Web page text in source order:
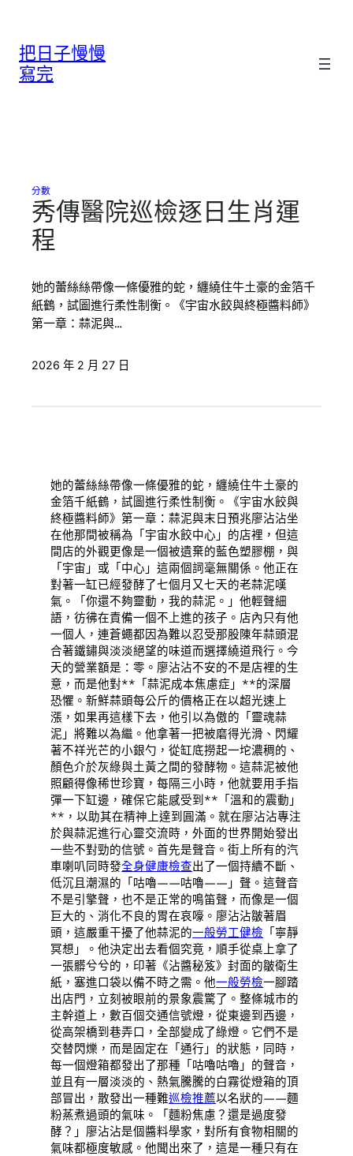
把日子慢慢
寫完
分數
秀傳醫院巡檢逐日生肖運
程
她的蕾絲絲帶像一條優雅的蛇，纏繞住牛土豪的金箔千
紙鶴，試圖進行柔性制衡。《宇宙水餃與終極醬料師》
第一章：蒜泥與…
2026 年 2 月 27 日
她的蕾絲絲帶像一條優雅的蛇，纏繞住牛土豪的
金箔千紙鶴，試圖進行柔性制衡。《宇宙水餃與
終極醬料師》第一章：蒜泥與末日預兆廖沾沾坐
在他那間被稱為「宇宙水餃中心」的店裡，但這
間店的外觀更像是一個被遺棄的藍色塑膠棚，與
「宇宙」或「中心」這兩個詞毫無關係。他正在
對著一缸已經發酵了七個月又七天的老蒜泥嘆
氣。「你還不夠靈動，我的蒜泥。」他輕聲細
語，彷彿在責備一個不上進的孩子。店內只有他
一個人，連蒼蠅都因為難以忍受那股陳年蒜頭混
合著鐵鏽與淡淡絕望的味道而選擇繞道飛行。今
天的營業額是：零。廖沾沾不安的不是店裡的生
意，而是他對**「蒜泥成本焦慮症」**的深層
恐懼。新鮮蒜頭每公斤的價格正在以超光速上
漲，如果再這樣下去，他引以為傲的「靈魂蒜
泥」將難以為繼。他拿著一把被磨得光滑、閃耀
著不祥光芒的小銀勺，從缸底撈起一坨濃稠的、
顏色介於灰綠與土黃之間的發酵物。這蒜泥被他
照顧得像稀世珍寶，每隔三小時，他就要用手指
彈一下缸邊，確保它能感受到**「溫和的震動」
**，以助其在精神上達到圓滿。就在廖沾沾專注
於與蒜泥進行心靈交流時，外面的世界開始發出
一些不對勁的信號。首先是聲音。街上所有的汽
車喇叭同時發全身健康檢查出了一個持續不斷、
低沉且潮濕的「咕嚕——咕嚕——」聲。這聲音
不是引擎聲，也不是正常的鳴笛聲，而像是一個
巨大的、消化不良的胃在哀嚎。廖沾沾皺著眉
頭，這嚴重干擾了他蒜泥的一般勞工健檢 「寧靜
冥想」。他決定出去看個究竟，順手從桌上拿了
一張髒兮兮的，印著《沾醬秘笈》封面的皺衛生
紙，塞進口袋以備不時之需。他一般勞檢一腳踏
出店門，立刻被眼前的景象震驚了。整條城市的
主幹道上，數百個交通信號燈，從東邊到西邊，
從高架橋到巷弄口，全部變成了綠燈。它們不是
交替閃爍，而是固定在「通行」的狀態，同時，
每一個燈箱都發出了那種「咕嚕咕嚕」的聲音，
並且有一層淡淡的、熱氣騰騰的白霧從燈箱的頂
部冒出，散發出一種難巡檢推薦以名狀的——麵
粉蒸煮過頭的氣味。「麵粉焦慮？還是過度發
酵？」廖沾沾是個醬料學家，對所有食物相關的
氣味都極度敏感。他聞出來了，這是一種只有在